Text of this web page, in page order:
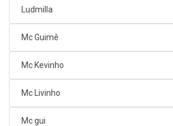
Ludmilla
Mc Guimê
Mc Kevinho
Mc Livinho
Mc gui